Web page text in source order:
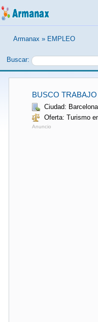
Armanax » EMPLEO
Buscar:
BUSCO
Ciudad: Barcelona
Oferta: Turismo
Anuncio